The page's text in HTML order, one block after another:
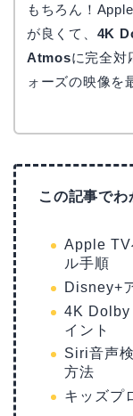
もちろん！
が良くて、 4K
Atmosに完全対
ォーズの映像を
この記事でわ
Apple TV
ル手順
Disney+
4K Dolby
イント
Siri音声
方法
キッズプ